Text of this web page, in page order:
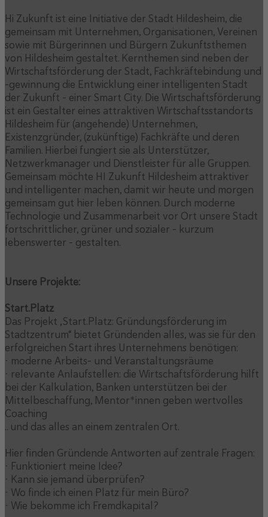
Hi Zukunft ist eine Initiative der Stadt Hildesheim, die
gemeinsam mit Unternehmen, Organisationen, Vereinen
sowie mit Bürgerinnen und Bürgern Zukunftsthemen
von Hildesheim gestaltet. Kernthemen sind neben der
Wirtschaftsförderung der Stadt, Fachkräftebindung und
-gewinnung die Entwicklung einer intelligenten Stadt
der Zukunft – einer Smart City. Die Wirtschaftsförderung
ist ein Gestalter eines attraktiven Wirtschaftsstandorts
Hildesheim für (angehende) Unternehmen,
Existenzgründer, (zukünftige) Fachkräfte und deren
Familien. Hierbei fungiert sie als Unterstützer,
Netzwerkmanager und Dienstleister für alle Gruppen.
Gemeinsam möchte HI Zukunft Hildesheim attraktiver
und intelligenter machen, damit wir heute und morgen
gemeinsam gut hier leben können. Durch moderne
Technologie und Zusammenarbeit vor Ort unsere Stadt
fortschrittlicher, grüner und sozialer – kurzum
lebenswerter – gestalten.
Unsere Projekte:
Start.Platz
Das Projekt „Start.Platz: Gründungsförderung im
Stadtzentrum“ bietet Gründenden alles, was sie für den
erfolgreichen Start ihres Unternehmens benötigen:
• moderne Arbeits- und Veranstaltungsräume
• relevante Anlaufstellen: die Wirtschaftsförderung hilft
bei der Kalkulation, Banken unterstützen bei der
Mittelbeschaffung, Mentor*innen geben wertvolles
Coaching
.. und das alles an einem zentralen Ort.
Hier finden Gründende Antworten auf zentrale Fragen:
• Funktioniert meine Idee?
• Kann sie jemand überprüfen?
• Wo finde ich einen Platz für mein Büro?
• Wie bekomme ich Fremdkapital?